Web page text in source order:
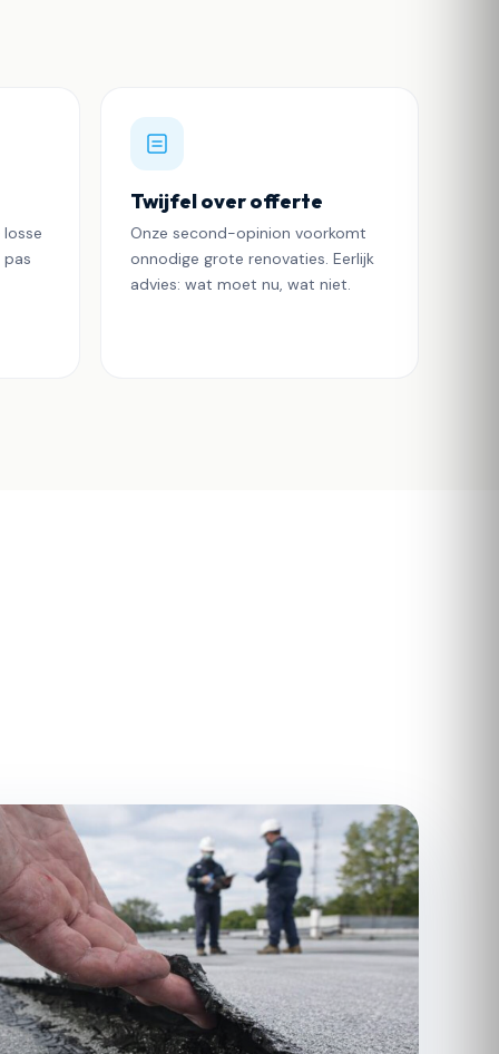
Twijfel over offerte
Onze second-opinion voorkomt
onnodige grote renovaties. Eerlijk
advies: wat moet nu, wat niet.